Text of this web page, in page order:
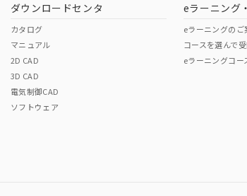
混在する可能性があります。
。
この製品の規格認証/適合
その他の認証はこちらのページからご
ダウンロードセンタ
カタログ
マニュアル
2D CAD
3D CAD
電気制御CAD
ソフトウェア
eラーニング
eラーニングのご
コースを選んで
eラーニングコー